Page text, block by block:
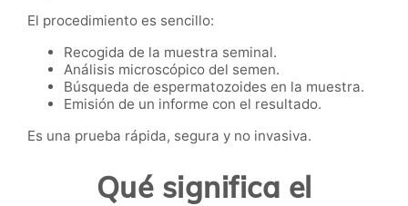
El procedimiento es sencillo:
Recogida de la muestra seminal.
Análisis microscópico del semen.
Búsqueda de espermatozoides en la muestra.
Emisión de un informe con el resultado.
Es una prueba rápida, segura y no invasiva.
Qué significa el